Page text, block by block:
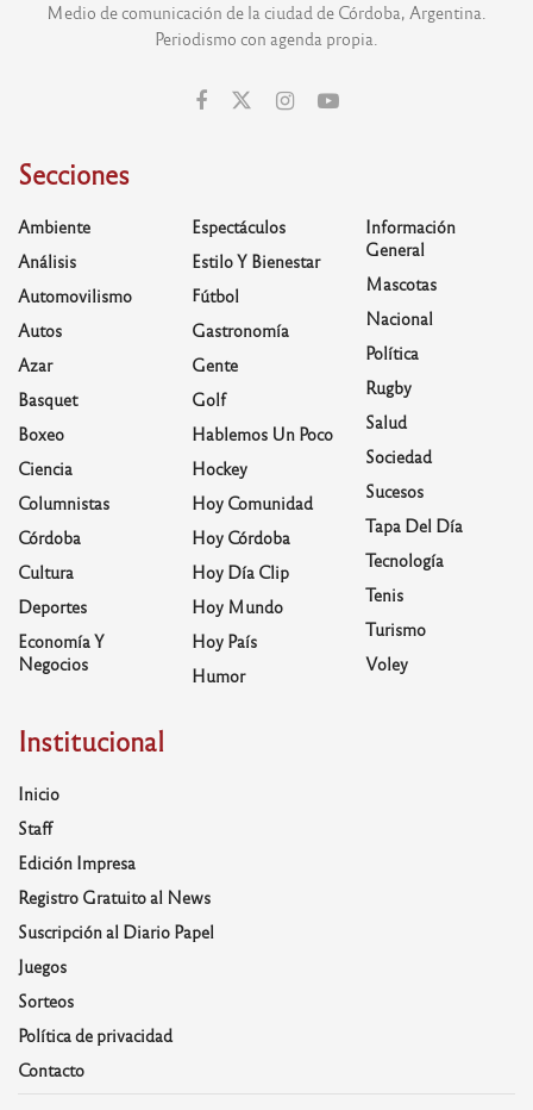
Medio de comunicación de la ciudad de Córdoba, Argentina.
Periodismo con agenda propia.
Secciones
Ambiente
Análisis
Automovilismo
Autos
Azar
Basquet
Boxeo
Ciencia
Columnistas
Córdoba
Cultura
Deportes
Economía Y
Negocios
Espectáculos
Estilo Y Bienestar
Fútbol
Gastronomía
Gente
Golf
Hablemos Un Poco
Hockey
Hoy Comunidad
Hoy Córdoba
Hoy Día Clip
Hoy Mundo
Hoy País
Humor
Información
General
Mascotas
Nacional
Política
Rugby
Salud
Sociedad
Sucesos
Tapa Del Día
Tecnología
Tenis
Turismo
Voley
Institucional
Inicio
Staff
Edición Impresa
Registro Gratuito al News
Suscripción al Diario Papel
Juegos
Sorteos
Política de privacidad
Contacto